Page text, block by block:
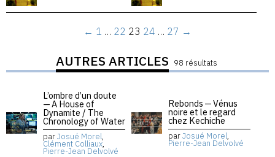
← 1 … 22 23 24 … 27 →
AUTRES ARTICLES 98 résultats
L’ombre d’un doute
— A House of
Dynamite / The
Chronology of Water
parJosué Morel,
Clément Colliaux,
Pierre-Jean Delvolvé
Rebonds — Vénus
noire et le regard
chez Kechiche
parJosué Morel,
Pierre-Jean Delvolvé